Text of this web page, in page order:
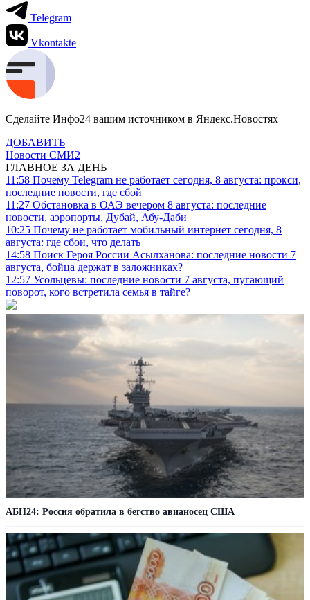
Telegram
Vkontakte
Сделайте Инфо24 вашим источником в Яндекс.Новостях
ДОБАВИТЬ
Новости СМИ2
ГЛАВНОЕ ЗА ДЕНЬ
11:58 Почему Telegram не работает сегодня, 8 августа: прокси,
последние новости, где сбой
11:27 Обстановка в ОАЭ вечером 8 августа: последние
новости, аэропорты, Дубай, Абу-Даби
10:25 Почему не работает мобильный интернет сегодня, 8
августа: где сбои, что делать
14:58 Поиск Героя России Асылханова: последние новости 7
августа, бойца держат в заложниках?
12:57 Усольцевы: последние новости 7 августа, пугающий
поворот, кого встретила семья в тайге?
АБН24: Россия обратила в бегство авианосец США